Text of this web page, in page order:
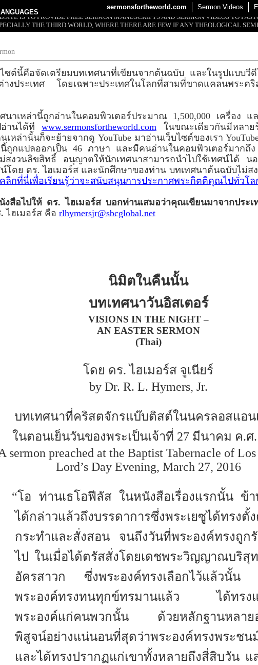
sermonsfortheworld.com Sermon Videos
IS TO PROVIDE FREE SERMON MANUSCRIPTS AND SERMON VIDEOS TO
THE THIRD WORLD, WHERE THERE ARE FEW IF ANY THEOLOGICAL
ไซต์นี้คือจัดเตรียมบทเทศนาที่เขียนจากต้นฉบับ และในรูปแบบ
างประเทศ โดยเฉพาะประเทศในโลกที่สามที่ขาดแคลนพระคริ
นาเหล่านี้ถูกอ่านในคอมพิวเตอร์ประมาณ 1,500,000 เครื่อง แ
านได้ที www.sermonsfortheworld.com ในขณะเดียวกันมีหลาย
หล่านั้นก็จะย้ายจากดู YouTube มาอ่านเว็บไซต์ของเรา
ถูกแปลออกเป็น 46 ภาษา และมีคนอ่านในคอมพิวเตอร์มากถึ
สงวนลิขสิทธิ์ อนุญาตให้นักเทศนาสามารถนำไปใช้เทศน์ได้ น
น์โดย ดร. ไฮเมอร์ส และนักศึกษาของท่าน บทเทศนาต้นฉบับไม่ส
ลิกที่นี่เพื่อเรียนรู้ว่าจะสนับสนุนการประกาศพระกิตติคุณไปทั่วโล
สือไปให้ ดร. ไฮเมอร์ส บอกท่านเสมอว่าคุณเขียนมาจากประ
ไฮเมอร์ส คือ rlhymersjr@sbcglobal.net
นิมิตในคืนนั้น
บทเทศนาวันอิสเตอร์
VISIONS IN THE NIGHT –
AN EASTER SERMON
(Thai)
โดย ดร. ไฮเมอร์ส จูเนียร์
by Dr. R. L. Hymers, Jr.
บทเทศนาที่คริสตจักรแบ๊บติสต์ในนครลอสแอน
ในตอนเย็นวันของพระเป็นเจ้าที่ 27 มีนาคม ค.ศ.
sermon preached at the Baptist Tabernacle of
Lord’s Day Evening, March 27, 2016
“โอ ท่านเธโอฟีลัส ในหนังสือเรื่องแรกนั้น ข้า
ได้กล่าวแล้วถึงบรรดาการซึ่งพระเยซูได้ทรงตั้
กระทำและสั่งสอน จนถึงวันที่พระองค์ทรงถูก
ไป ในเมื่อได้ตรัสสั่งโดยเดชพระวิญญาณบริสุ
อัครสาวก ซึ่งพระองค์ทรงเลือกไว้แล้วนั้น
พระองค์ทรงทนทุกข์ทรมานแล้ว ได้ทรง
พระองค์แก่คนพวกนั้น ด้วยหลักฐานหลาย
พิสูจน์อย่างแน่นอนที่สุดว่าพระองค์ทรงพระชน
และได้ทรงปรากฏแก่เขาทั้งหลายถึงสี่สิบวัน แ